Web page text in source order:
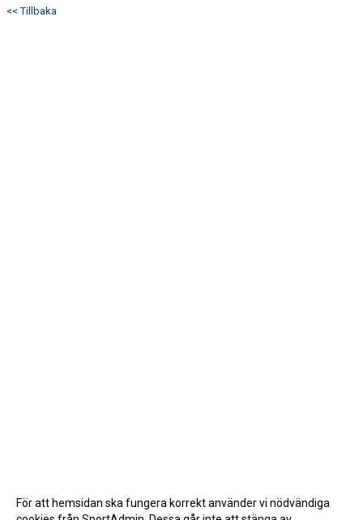
<< Tillbaka
För att hemsidan ska fungera korrekt använder vi nödvändiga